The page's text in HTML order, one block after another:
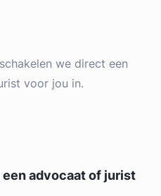
we direct een
voor jou in.
advocaat of jurist